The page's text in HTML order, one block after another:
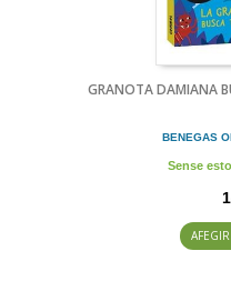
GRANOTA DAMIANA
BENEGAS
Sense